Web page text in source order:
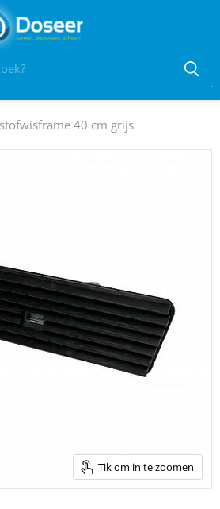
40 cm grijs
Tik om in te zoomen